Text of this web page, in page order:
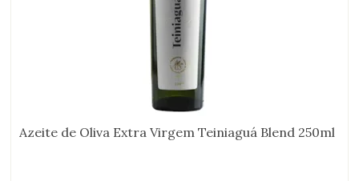
Azeite de Oliva Extra Virgem Teiniaguá Blend 250ml